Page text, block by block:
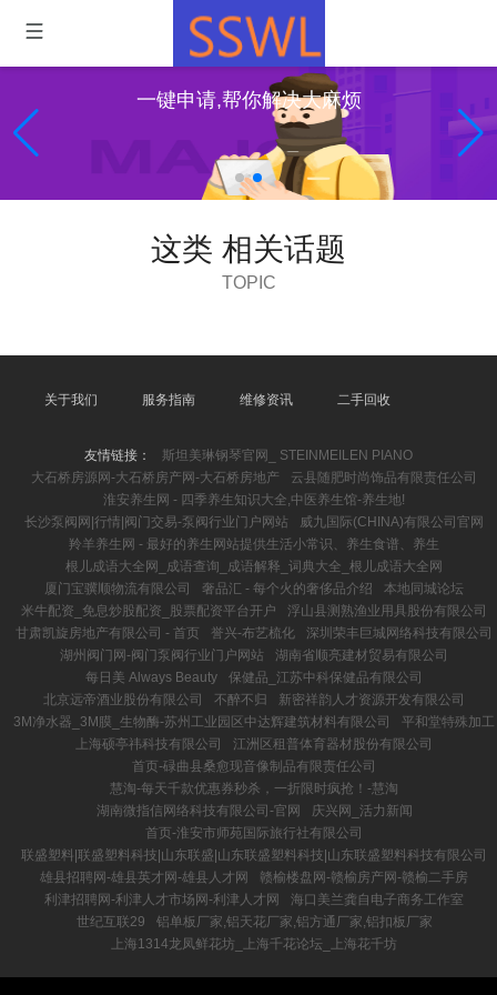
一键申请,帮你解决大麻烦
这类 相关话题
TOPIC
关于我们 服务指南 维修资讯 二手回收
友情链接：
斯坦美琳钢琴官网_ STEINMEILEN PIANO
大石桥房源网-大石桥房产网-大石桥房地产
云县随肥时尚饰品有限责任公司
淮安养生网 - 四季养生知识大全,中医养生馆-养生地!
长沙泵阀网|行情|阀门交易-泵阀行业门户网站
威九国际(CHINA)有限公司官网
羚羊养生网 - 最好的养生网站提供生活小常识、养生食谱、养生
根儿成语大全网_成语查询_成语解释_词典大全_根儿成语大全网
厦门宝骥顺物流有限公司
奢品汇 - 每个火的奢侈品介绍
本地同城论坛
米牛配资_免息炒股配资_股票配资平台开户
浮山县测熟渔业用具股份有限公司
甘肃凯旋房地产有限公司 - 首页
誉兴-布艺梳化
深圳荣丰巨城网络科技有限公司
湖州阀门网-阀门泵阀行业门户网站
湖南省顺亮建材贸易有限公司
每日美 Always Beauty
保健品_江苏中科保健品有限公司
北京远帝酒业股份有限公司
不醉不归
新密祥韵人才资源开发有限公司
3M净水器_3M膜_生物酶-苏州工业园区中达辉建筑材料有限公司
平和堂特殊加工
上海硕亭祎科技有限公司
江洲区租普体育器材股份有限公司
首页-碌曲县桑愈现音像制品有限责任公司
慧淘-每天千款优惠券秒杀，一折限时疯抢！-慧淘
湖南微指信网络科技有限公司-官网
庆兴网_活力新闻
首页-淮安市师苑国际旅行社有限公司
联盛塑料|联盛塑料科技|山东联盛|山东联盛塑料科技|山东联盛塑料科技有限公司
雄县招聘网-雄县英才网-雄县人才网
赣榆楼盘网-赣榆房产网-赣榆二手房
利津招聘网-利津人才市场网-利津人才网
海口美兰龚自电子商务工作室
世纪互联29
铝单板厂家,铝天花厂家,铝方通厂家,铝扣板厂家
上海1314龙凤鲜花坊_上海千花论坛_上海花千坊